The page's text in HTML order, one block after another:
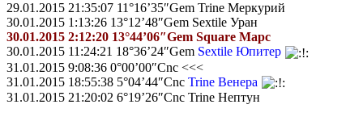
29.01.2015 21:35:07 11°16’35″Gem Trine Меркурий
30.01.2015 1:13:26 13°12’48″Gem Sextile Уран
30.01.2015 2:12:20 13°44’06″Gem Square Марс
30.01.2015 11:24:21 18°36’24″Gem Sextile Юпитер
31.01.2015 9:08:36 0°00’00″Cnc <<<
31.01.2015 18:55:38 5°04’44″Cnc Trine Венера
31.01.2015 21:20:02 6°19’26″Cnc Trine Нептун